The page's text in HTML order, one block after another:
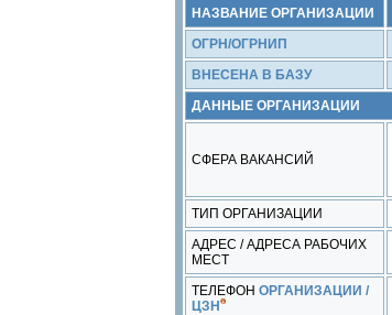
НАЗВАНИЕ ОРГАНИЗАЦИИ
ОГРН/ОГРНИП
ВНЕСЕНА В БАЗУ
ДАННЫЕ ОРГАНИЗАЦИИ
СФЕРА ВАКАНСИЙ
ТИП ОРГАНИЗАЦИИ
АДРЕС / АДРЕСА РАБОЧИХ
МЕСТ
ТЕЛЕФОН ОРГАНИЗАЦИИ /
ЦЗН